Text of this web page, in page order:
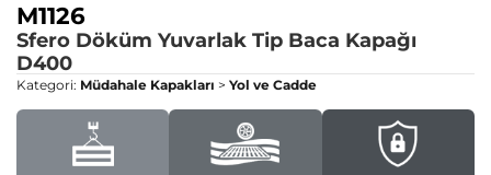
M1126
Sfero Döküm Yuvarlak Tip Baca Kapağı
D400
Kategori: Müdahale Kapakları > Yol ve Cadde